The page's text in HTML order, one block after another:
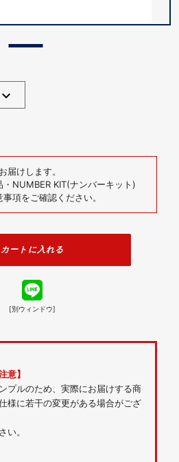
届けします。
NUMBER KIT(ナンバーキット)
項をご確認ください。
カートに入れる
[別ウィンドウ]
意】
プルのため、実際にお届けする商
様に若干の変更がある場合がござ
い。